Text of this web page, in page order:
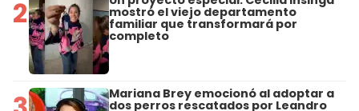
2 mostró el viejo departamento
familiar que transformará por
completo
Mariana Brey emocionó al adoptar a
dos perros rescatados por Leandro